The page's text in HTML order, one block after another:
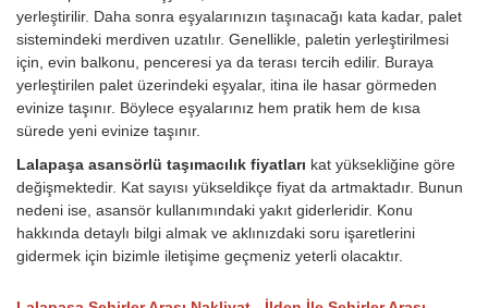
yerleştirilir. Daha sonra eşyalarınızın taşınacağı kata kadar, palet
sistemindeki merdiven uzatılır. Genellikle, paletin yerleştirilmesi
için, evin balkonu, penceresi ya da terası tercih edilir. Buraya
yerleştirilen palet üzerindeki eşyalar, itina ile hasar görmeden
evinize taşınır. Böylece eşyalarınız hem pratik hem de kısa
sürede yeni evinize taşınır.
Lalapaşa asansörlü taşımacılık fiyatları kat yüksekliğine göre
değişmektedir. Kat sayısı yükseldikçe fiyat da artmaktadır. Bunun
nedeni ise, asansör kullanımındaki yakıt giderleridir. Konu
hakkında detaylı bilgi almak ve aklınızdaki soru işaretlerini
gidermek için bizimle iletişime geçmeniz yeterli olacaktır.